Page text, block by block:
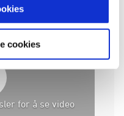
cookies
for å se video